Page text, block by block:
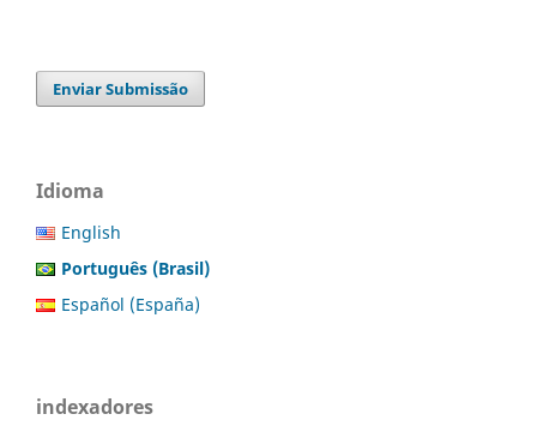
Enviar Submissão
Idioma
English
Português (Brasil)
Español (España)
indexadores